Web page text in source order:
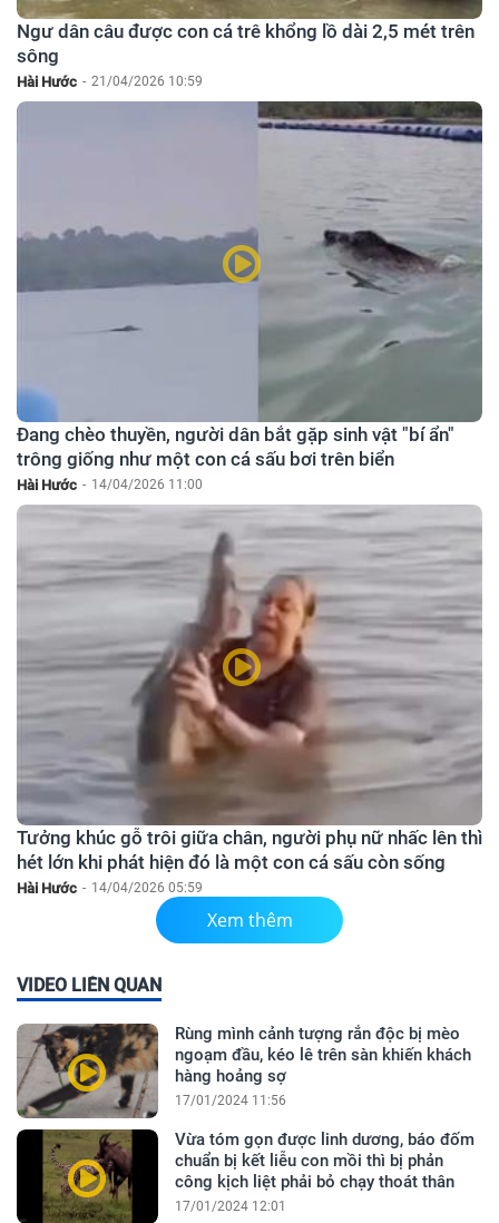
Ngư dân câu được con cá trê khổng lồ dài 2,5 mét trên
sông
Hài Hước - 21/04/2026 10:59
Đang chèo thuyền, người dân bắt gặp sinh vật "bí ẩn"
trông giống như một con cá sấu bơi trên biển
Hài Hước - 14/04/2026 11:00
Tưởng khúc gỗ trôi giữa chân, người phụ nữ nhấc lên thì
hét lớn khi phát hiện đó là một con cá sấu còn sống
Hài Hước - 14/04/2026 05:59
Xem thêm
VIDEO LIÊN QUAN
Rùng mình cảnh tượng rắn độc bị mèo
ngoạm đầu, kéo lê trên sàn khiến khách
hàng hoảng sợ
17/01/2024 11:56
Vừa tóm gọn được linh dương, báo đốm
chuẩn bị kết liễu con mồi thì bị phản
công kịch liệt phải bỏ chạy thoát thân
17/01/2024 12:01